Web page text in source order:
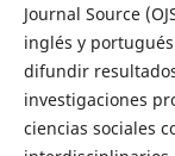
Journal Source
inglés y
difundir
investigaciones
ciencias sociales